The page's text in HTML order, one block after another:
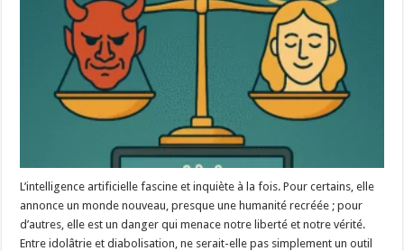
L’intelligence artificielle fascine et inquiète à la fois. Pour certains, elle
annonce un monde nouveau, presque une humanité recréée ; pour
d’autres, elle est un danger qui menace notre liberté et notre vérité.
Entre idolâtrie et diabolisation, ne serait-elle pas simplement un outil